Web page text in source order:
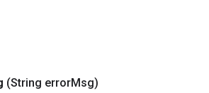
(String errorMsg)